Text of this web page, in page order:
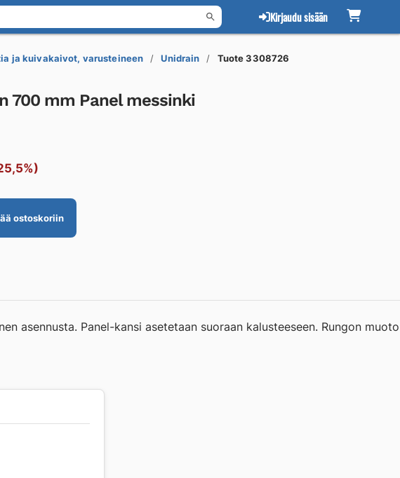
Kirjaudu sisään
ja kuivakaivot, varusteineen Unidrain Tuote 3308726
700 mm Panel messinki
ostoskoriin
asennusta. Panel-kansi asetetaan suoraan kalusteeseen. Rungon muoto